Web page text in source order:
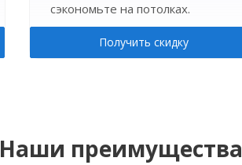
сэкономьте на потолках.
Получить скидку
Наши преимущества